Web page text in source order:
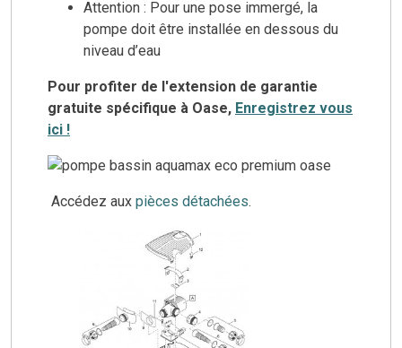
Attention : Pour une pose immergé, la
pompe doit être installée en dessous du
niveau d’eau
Pour profiter de l'extension de garantie
gratuite spécifique à Oase, Enregistrez vous
ici !
Accédez aux pièces détachées.